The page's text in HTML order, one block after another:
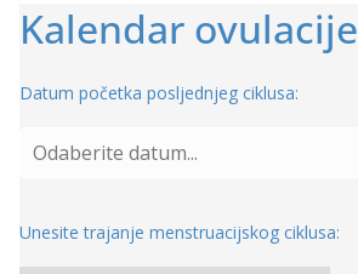
Kalendar ovulacije
Datum početka posljednjeg ciklusa:
Unesite trajanje menstruacijskog ciklusa: